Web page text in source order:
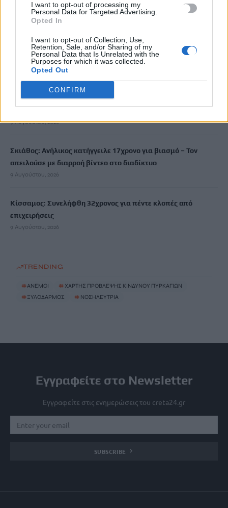
I want to opt-out of processing my
Personal Data for Targeted Advertising.
Opted In
I want to opt-out of Collection, Use,
Retention, Sale, and/or Sharing of my
Personal Data that Is Unrelated with the
Purposes for which it was collected.
Opted Out
CONFIRM
ξυλοκοπήθηκε βάναυσα από ασθενή
9 Αυγούστου, 2026
Λουτράκι: 75χρονος βρέθηκε νεκρός δίπλα σε κάδους
απορριμμάτων
9 Αυγούστου, 2026
Τουρνάς: Πάνω από 400 φωτιές σε 10 ημέρες, από αμέλεια το
9 Αυγούστου, 2026
Σκιάθος: Ανήλικος κατήγγειλε 17χρονο για βιασμό – Τον
απειλούσε με διαρροή βίντεο στο διαδίκτυο
9 Αυγούστου, 2026
Κίσσαμος: Συνελήφθη 32χρονος για πέντε κλοπές από
επιχειρήσεις
9 Αυγούστου, 2026
TRENDING
#ΑΝΕΜΟΙ # ΧΑΡΤΗΣ ΠΡΟΒΛΕΨΗΣ ΚΙΝΔΥΝΟΥ ΠΥΡΚΑΓΙΩΝ
# ΞΥΛΟΔΑΡΜΟΣ # ΝΟΣΗΛΕΥΤΡΙΑ
Εγγραφείτε στο Newsletter
Εγγραφείτε στις ενημερώσεις του creta24.gr
SUBSCRIBE